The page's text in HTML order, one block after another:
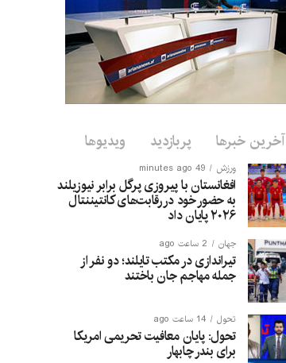
آخرین خبرها پربازدید ویدیوها
ورزش 49 minutes ago
افغانستان با پیروزی پرگل برابر نیوزیلند
به حضور خود در رقابت‌های کانتیننتال
۲۰۲۶ پایان داد
جهان 2 ساعت ago
تیراندازی در مکتب تایلند؛ دو نفر از
جمله مهاجم جان باختند
تحول 14 ساعت ago
تحول: پایان معافیت تحریمی امریکا
برای بندر چابهار